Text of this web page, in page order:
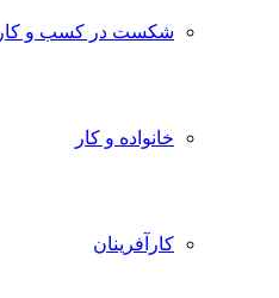
شکست در کسب و کار
خانواده و کار
کارآفرینان